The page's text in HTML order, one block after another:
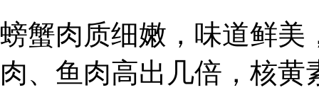
螃蟹肉质细嫩，味道鲜美
肉、鱼肉高出几倍，核